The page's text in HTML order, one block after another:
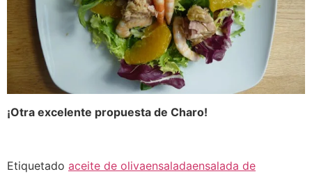
¡Otra excelente propuesta de Charo!
Etiquetado aceite de olivaensaladaensalada de